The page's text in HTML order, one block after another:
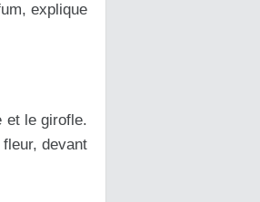
explique
et le girofle.
devant